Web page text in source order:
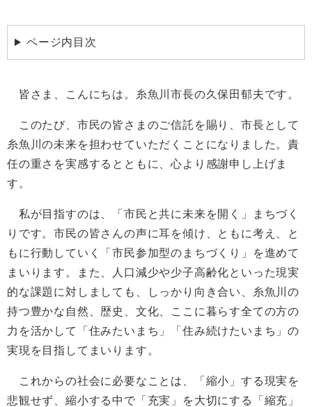
ページ内目次
皆さま、こんにちは。糸魚川市長の久保田郁夫です。
このたび、市民の皆さまのご信託を賜り、市長として
糸魚川の未来を担わせていただくことになりました。責
任の重さを実感するとともに、心より感謝申し上げま
す。
私が目指すのは、「市民と共に未来を開く」まちづく
りです。市民の皆さんの声に耳を傾け、ともに考え、と
もに行動していく「市民参加型のまちづくり」を進めて
まいります。また、人口減少や少子高齢化といった現実
的な課題に対しましても、しっかり向き合い、糸魚川の
持つ豊かな自然、歴史、文化、ここに暮らす全ての方の
力を活かして「住みたいまち」「住み続けたいまち」の
実現を目指してまいります。
これからの社会に必要なことは、「縮小」する現実を
悲観せず、縮小する中で「充実」を大切にする「縮充」